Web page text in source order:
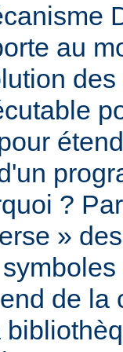
au
?
»
de la